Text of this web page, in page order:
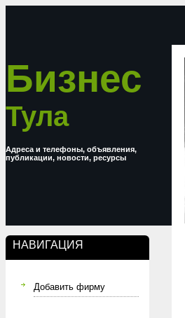
Бизнес
Тула
Адреса и телефоны, объявления,
публикации, новости, ресурсы
НАВИГАЦИЯ
Добавить фирму